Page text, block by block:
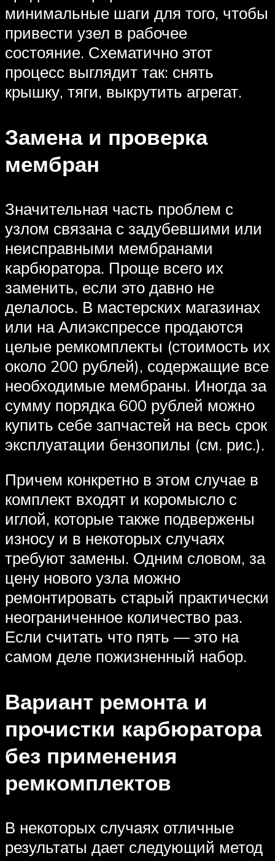
минимальные шаги для того, чтобы
привести узел в рабочее
состояние. Схематично этот
процесс выглядит так: снять
крышку, тяги, выкрутить агрегат.
Замена и проверка
мембран
Значительная часть проблем с
узлом связана с задубевшими или
неисправными мембранами
карбюратора. Проще всего их
заменить, если это давно не
делалось. В мастерских магазинах
или на Алиэкспрессе продаются
целые ремкомплекты (стоимость их
около 200 рублей), содержащие все
необходимые мембраны. Иногда за
сумму порядка 600 рублей можно
купить себе запчастей на весь срок
эксплуатации бензопилы (см. рис.).
Причем конкретно в этом случае в
комплект входят и коромысло с
иглой, которые также подвержены
износу и в некоторых случаях
требуют замены. Одним словом, за
цену нового узла можно
ремонтировать старый практически
неограниченное количество раз.
Если считать что пять — это на
самом деле пожизненный набор.
Вариант ремонта и
прочистки карбюратора
без применения
ремкомплектов
В некоторых случаях отличные
результаты дает следующий метод